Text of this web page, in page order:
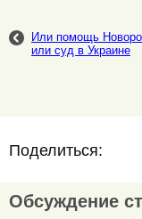
Или помощь
или суд в Украине
Поделиться:
Обсуждение